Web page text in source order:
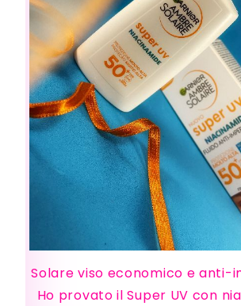
Solare viso economico e anti-
Ho provato il Super UV con